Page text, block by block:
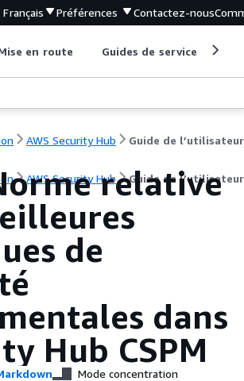
Français Préférences Contactez-nous
en route Guides de service
AWS Security Hub Guide de l’utilisateur
AWS Security Hub Guide de l’utilisateur
relative
de
dans
Hub CSPM
Mode concentration